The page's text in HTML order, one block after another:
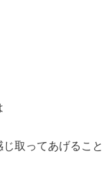
取ってあげること